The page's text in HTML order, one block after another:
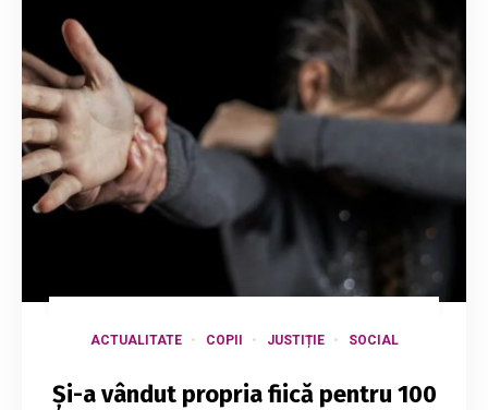
ACTUALITATE COPII JUSTIȚIE SOCIAL
Și-a vândut propria fiică pentru 100